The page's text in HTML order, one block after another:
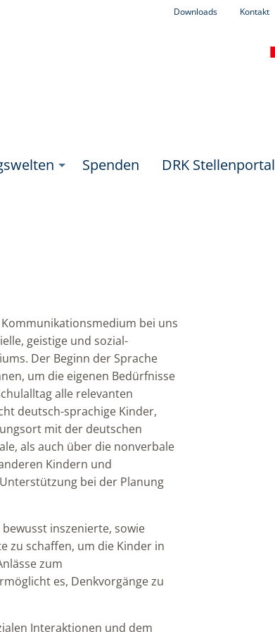
Downloads Kontakt
Spenden DRK Stellenportal
bei uns
geistige und sozial-
Der Beginn der Sprache
um die eigenen Bedürfnisse
alle relevanten
deutsch-sprachige Kinder,
mit der deutschen
als auch über die nonverbale
Kindern und
bei der Planung
inszenierte, sowie
zu schaffen, um die Kinder in
zum
es, Denkvorgänge zu
Interaktionen und dem